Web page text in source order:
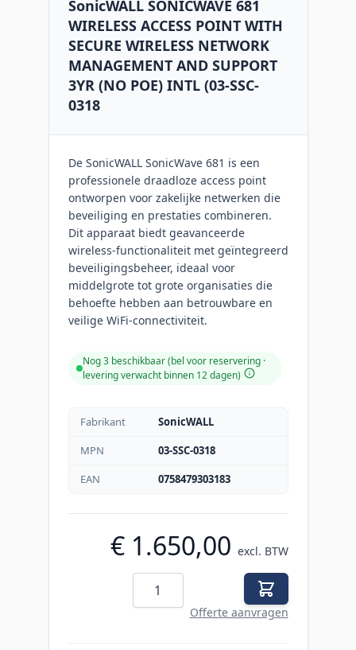
SonicWALL SONICWAVE 681
WIRELESS ACCESS POINT WITH
SECURE WIRELESS NETWORK
MANAGEMENT AND SUPPORT
3YR (NO POE) INTL (03-SSC-
0318
De SonicWALL SonicWave 681 is een
professionele draadloze access point
ontworpen voor zakelijke netwerken die
beveiliging en prestaties combineren.
Dit apparaat biedt geavanceerde
wireless-functionaliteit met geïntegreerd
beveiligingsbeheer, ideaal voor
middelgrote tot grote organisaties die
behoefte hebben aan betrouwbare en
veilige WiFi-connectiviteit.
Nog 3 beschikbaar (bel voor reservering ·
levering verwacht binnen 12 dagen)
Fabrikant
SonicWALL
MPN
03-SSC-0318
EAN
0758479303183
€ 1.650,00 excl. BTW
Aantal
Offerte aanvragen